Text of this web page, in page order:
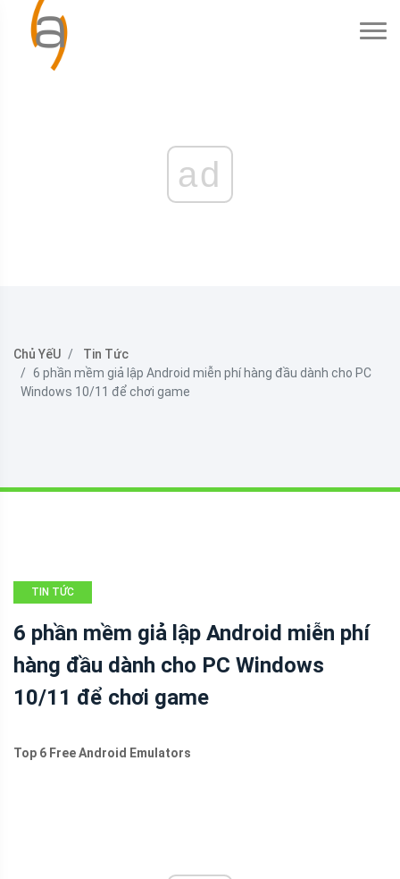
ad
Chủ YếU
Tin Tức
6 phần mềm giả lập Android miễn phí hàng đầu dành cho PC
Windows 10/11 để chơi game
TIN TỨC
6 phần mềm giả lập Android miễn phí
hàng đầu dành cho PC Windows
10/11 để chơi game
Top 6 Free Android Emulators